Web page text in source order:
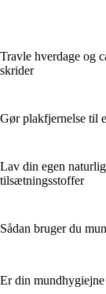
Travle hverdage og
skrider
Gør plakfjernelse til
Lav din egen
tilsætningsstoffer
Sådan bruger du
Er din